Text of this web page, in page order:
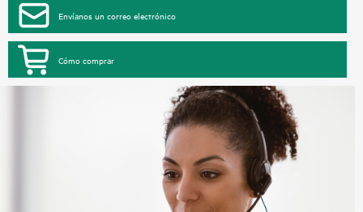
Envíanos un correo electrónico
Cómo comprar